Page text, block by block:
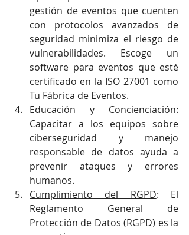
gestión de eventos que cuenten
con protocolos avanzados de
seguridad minimiza el riesgo de
vulnerabilidades. Escoge un
software para eventos que esté
certificado en la ISO 27001 como
Tu Fábrica de Eventos.
Educación y Concienciación:
Capacitar a los equipos sobre
ciberseguridad y manejo
responsable de datos ayuda a
prevenir ataques y errores
humanos.
Cumplimiento del RGPD: El
Reglamento General de
Protección de Datos (RGPD) es la